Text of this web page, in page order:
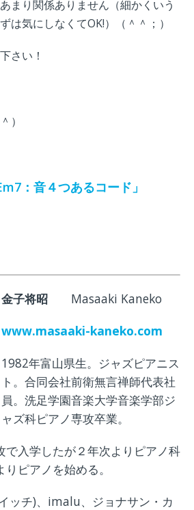
まり関係ありません（細かくいう
は気にしなくてOK!）（＾＾；）
さい！
）
：音４つあるコード」
金子将昭
Masaaki Kaneko
www.masaaki-kaneko.com
1982年富山県生。ジャズピアニス
ト。合同会社前衛無言禅師代表社
員。洗足学園音楽大学音楽学部ジ
ャズ科ピアノ専攻卒業。
で入学したが２年次よりピアノ科
ピアノを始める。
ッチ)、imalu、ジョナサン・カ